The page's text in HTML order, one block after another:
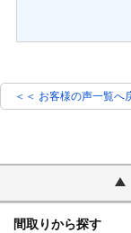
＜＜ お客様の声一覧へ
間取りから探す